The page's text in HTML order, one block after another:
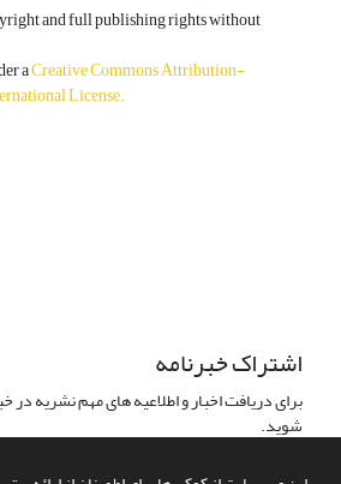
and full publishing rights without
aCreative Commons Attribution-
License.
اشتراک خبرنامه
برای دریافت اخبار و اطلاعیه های مهم نشریه
شوید.